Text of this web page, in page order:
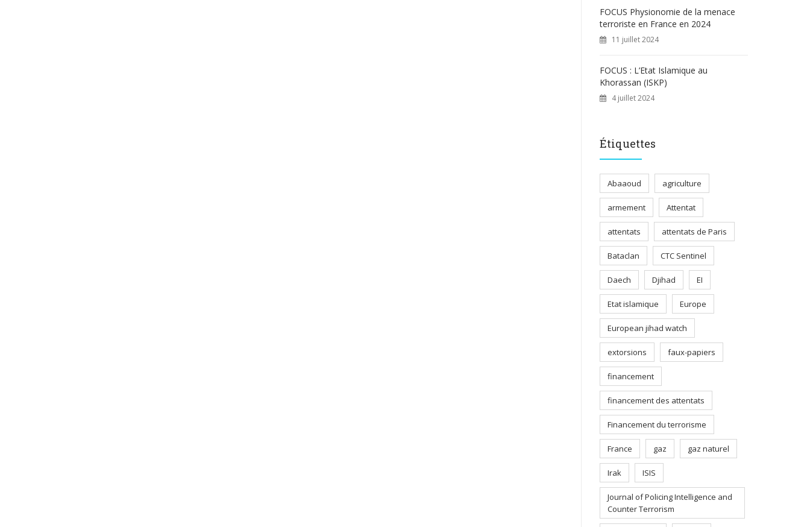
FOCUS Physionomie de la menace
terroriste en France en 2024
11 juillet 2024
FOCUS : L’Etat Islamique au
Khorassan (ISKP)
4 juillet 2024
Étiquettes
Abaaoud agriculture
armement Attentat
attentats attentats de Paris
Bataclan CTC Sentinel
Daech Djihad EI
Etat islamique Europe
European jihad watch
extorsions faux-papiers
financement
financement des attentats
Financement du terrorisme
France gaz gaz naturel
Irak ISIS
Journal of Policing Intelligence and
Counter Terrorism